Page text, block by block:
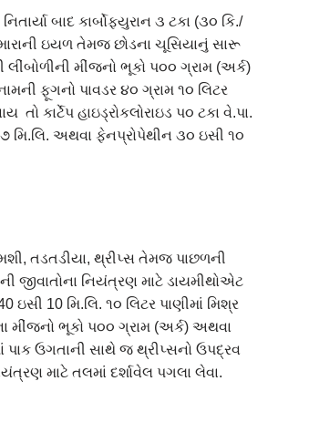
બાદ કાર્બોફયુરાન ૩ ટકા (૩૦ કિ./
ઇયળ તેમજ છોડના ચૂસિયાનું સારૂ
મીંજનો ભૂકો પ૦૦ ગ્રામ (અર્ક)
ફૂગનો પાવડર ૪૦ ગ્રામ ૧૦ લિટર
કાર્ટેપ હાઇડ્રોકલોરાઇડ પ૦ ટકા વે.પા.
અથવા ફેનપ્રોપેથીન ૩૦ ઇસી ૧૦
તડતડીયા, થ્રીપ્સ તેમજ પાછળની
જીવાતોના નિયંત્રણ માટે ડાયમીથોએટ
10 મિ.લિ. ૧૦ લિટર પાણીમાં મિશ્ર
મીંજનો ભૂકો પ૦૦ ગ્રામ (અર્ક) અથવા
પાક ઉગતાની સાથે જ થ્રીપ્સનો ઉપદ્રવ
માટે તલમાં દર્શાવેલ પગલા લેવા.